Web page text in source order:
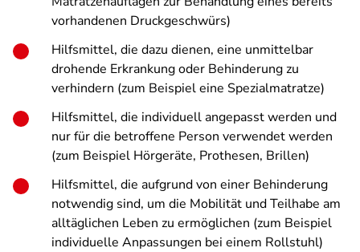
vorhandenen Druckgeschwürs)
Hilfsmittel, die dazu dienen, eine unmittelbar
drohende Erkrankung oder Behinderung zu
verhindern (zum Beispiel eine Spezialmatratze)
Hilfsmittel, die individuell angepasst werden und
nur für die betroffene Person verwendet werden
(zum Beispiel Hörgeräte, Prothesen, Brillen)
Hilfsmittel, die aufgrund von einer Behinderung
notwendig sind, um die Mobilität und Teilhabe am
alltäglichen Leben zu ermöglichen (zum Beispiel
individuelle Anpassungen bei einem Rollstuhl)